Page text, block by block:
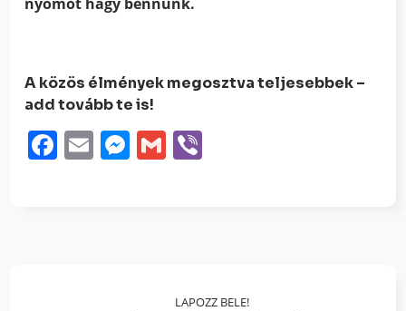
A közös élmények megosztva teljesebbek –
add tovább te is!
Facebook
EmailMessenger
Gmail
LAPOZZ BELE!